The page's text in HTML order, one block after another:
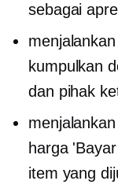
sebagai
kumpulkan
dan pihak
harga
item yang